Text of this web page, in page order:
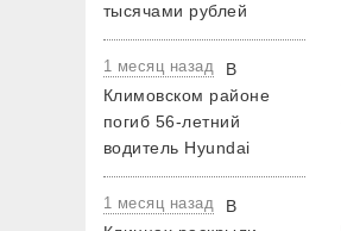
тысячами рублей
1 месяц назад
В
Климовском районе
погиб 56-летний
водитель Hyundai
1 месяц назад
В